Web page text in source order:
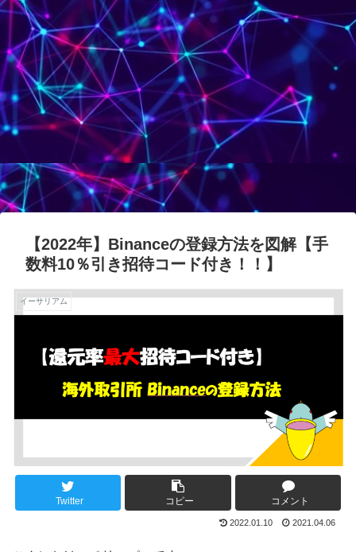
【2022年】Binanceの登録方法を図解【手
数料10％引き招待コード付き！！】
イーサリアム
Twitter コピー コメント
2022.01.10 2021.04.06